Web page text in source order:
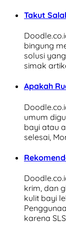
Takut
bingung
solusi
simak
Apakah
umum
bayi atau
selesai,
krim, dan
kulit bayi
karena